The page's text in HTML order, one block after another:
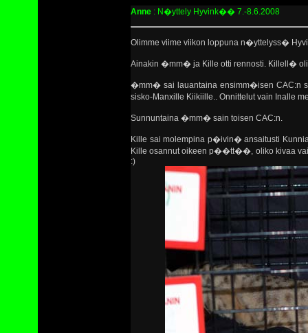
Anne : N�yttely Hyvink�� 7.-8.6.2008
Olimme viime viikon loppuna n�yttelyss�
Ainakin �mm� ja Kille otti rennosti. Killell�
�mm� sai lauantaina ensimm�isen
sisko-Manxille Kiikiille.. Onnittelut vain Inalle
Sunnuntaina �mm� sain toisen CAC:n.
Kille sai molempina p�ivin� ansaitusti
Kille osannut oikeen p��tt��, oliko kivaa
:)